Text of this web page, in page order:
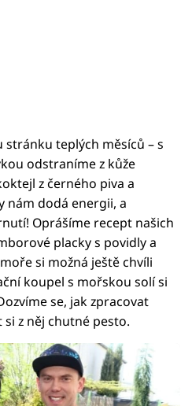
teplých měsíců – s
odstraníme z kůže
z černého piva a
nám dodá energii, a
Oprášíme recept našich
placky s povidly a
si možná ještě chvíli
koupel s mořskou solí si
se, jak zpracovat
z něj chutné pesto.